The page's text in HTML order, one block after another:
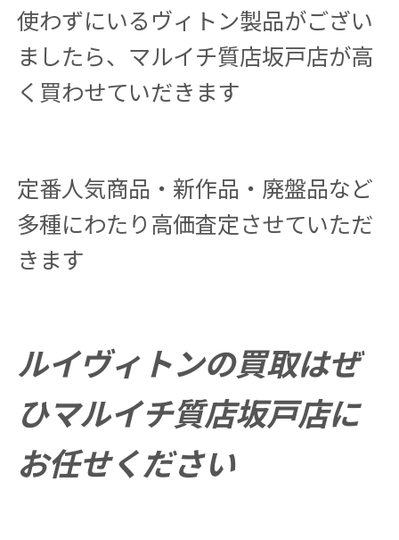
使わずにいるヴィトン製品がござい
ましたら、マルイチ質店坂戸店が高
く買わせていだきます
定番人気商品・新作品・廃盤品など
多種にわたり高価査定させていただ
きます
ルイヴィトンの買取はぜ
ひマルイチ質店坂戸店に
お任せください